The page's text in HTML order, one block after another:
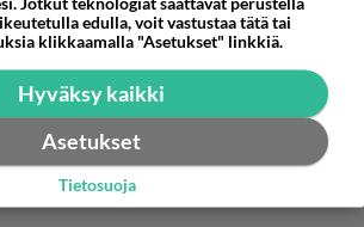
suunnitelmat, luonteenpiirteet,
seksuaalisuus”
ajallasi?”
asuva ajatella muuttavansa
edulla, voit vastustaa tätä tai
klikkaamalla "Asetukset" linkkiä.
Hyväksy kaikki
Asetukset
Tietosuoja